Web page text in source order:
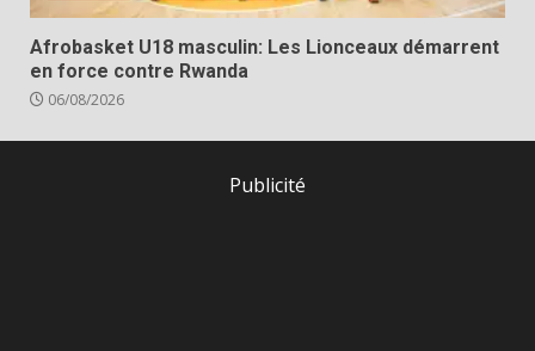
Afrobasket U18 masculin: Les Lionceaux démarrent
en force contre Rwanda
06/08/2026
Publicité